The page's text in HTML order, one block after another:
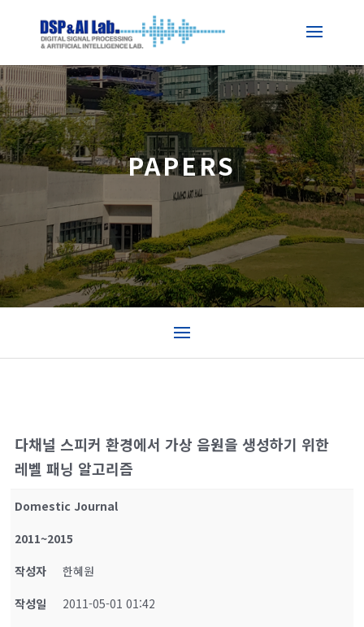
PAPERS
다채널 스피커 환경에서 가상 음원을 생성하기 위한
레벨 패닝 알고리즘
Domestic Journal
2011~2015
작성자
한혜원
작성일
2011-05-01 01:42